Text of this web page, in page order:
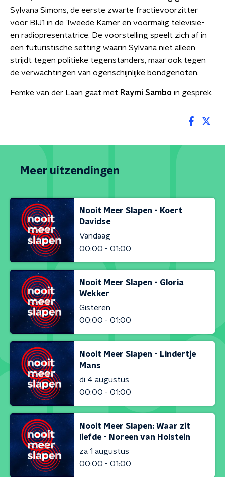
Sylvana Simons, de eerste zwarte fractievoorzitter
voor BIJ1 in de Tweede Kamer en voormalig televisie-
en radiopresentatrice. De voorstelling speelt zich af in
een futuristische setting waarin Sylvana niet alleen
strijdt tegen politieke tegenstanders, maar ook tegen
de verwachtingen van ogenschijnlijke bondgenoten.
Femke van der Laan gaat met Raymi Sambo in gesprek.
Meer uitzendingen
Nooit Meer Slapen - Koert
Davidse
Vandaag
00:00 - 01:00
Nooit Meer Slapen - Gloria
Wekker
Gisteren
00:00 - 01:00
Nooit Meer Slapen - Lindertje
Mans
di 4 augustus
00:00 - 01:00
Nooit Meer Slapen: Waar zit
liefde - Noreen van Holstein
za 1 augustus
00:00 - 01:00